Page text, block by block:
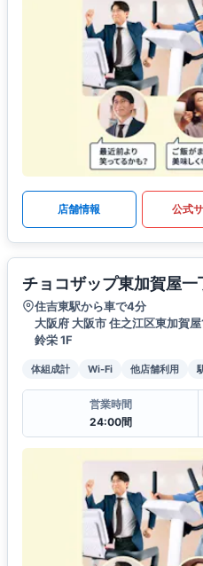
店舗情報 公式
チョコザップ東加賀屋一
住吉東駅から車で4分
大阪府 大阪市 住之江区東加賀
鈴栄 1F
体組成計 Wi-Fi 他店舗利用
営業時間
24:00間